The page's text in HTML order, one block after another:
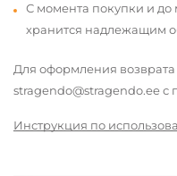
С момента покупки и до
хранится надлежащим
Для оформления
stragendo@stragendo.ee с
Инструкция по